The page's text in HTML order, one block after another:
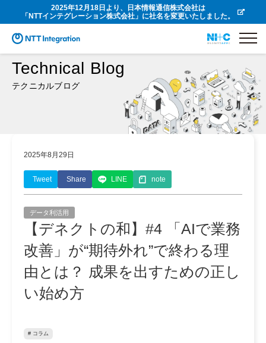
2025年12月18日より、日本情報通信株式会社は
「NTTインテグレーション株式会社」に社名を変更いたしました。
Technical Blog
テクニカルブログ
2025年8月29日
Tweet Share LINE note
データ利活用
【デネクトの和】#4 「AIで業務
改善」が“期待外れ”で終わる理
由とは？ 成果を出すための正し
い始め方
# コラム